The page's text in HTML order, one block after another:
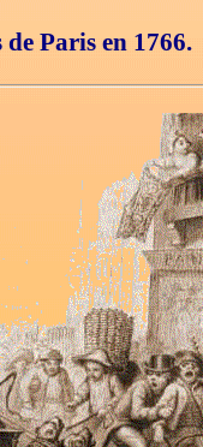
Paris en 1766.